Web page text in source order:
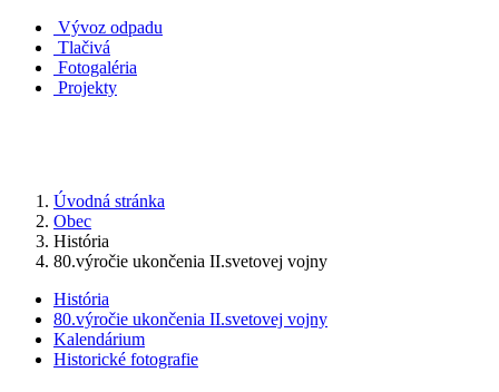
Vývoz odpadu
Tlačivá
Fotogaléria
Projekty
Úvodná stránka
Obec
História
80.výročie ukončenia II.svetovej vojny
História
80.výročie ukončenia II.svetovej vojny
Kalendárium
Historické fotografie